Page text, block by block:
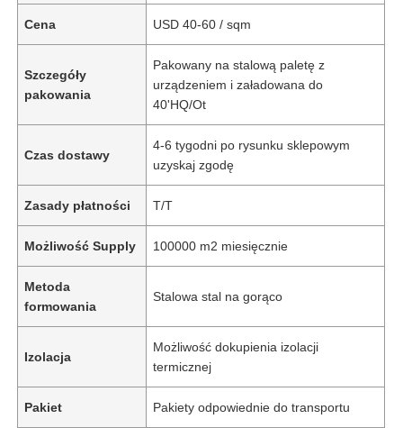
Cena USD 40-60 / sqm
Szczegóły
pakowania
Pakowany na stalową paletę z
urządzeniem i załadowana do
40'HQ/Ot
Czas dostawy
4-6 tygodni po rysunku sklepowym
uzyskaj zgodę
Zasady płatności T/T
Możliwość Supply 100000 m2 miesięcznie
Metoda
formowania
Stalowa stal na gorąco
Izolacja
Możliwość dokupienia izolacji
termicznej
Pakiet Pakiety odpowiednie do transportu